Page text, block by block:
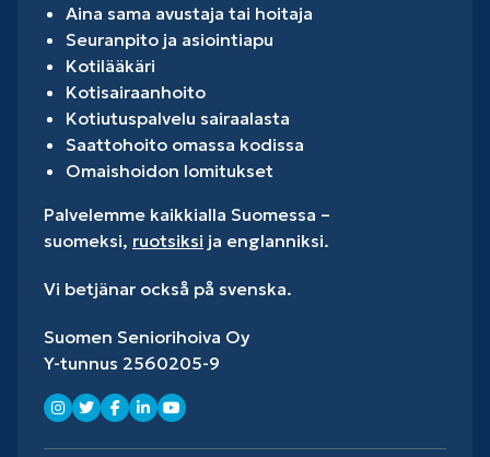
Aina sama avustaja tai hoitaja
Seuranpito ja asiointiapu
Kotilääkäri
Kotisairaanhoito
Kotiutuspalvelu sairaalasta
Saattohoito omassa kodissa
Omaishoidon lomitukset
Palvelemme kaikkialla Suomessa –
suomeksi, ruotsiksi ja englanniksi.
Vi betjänar också på svenska.
Suomen Seniorihoiva Oy
Y-tunnus 2560205-9